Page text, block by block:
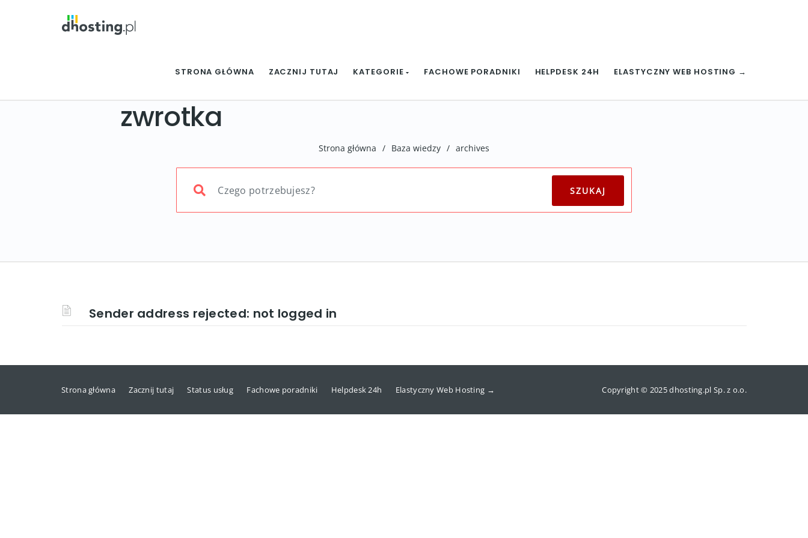
STRONA GŁÓWNA ZACZNIJ TUTAJ KATEGORIE FACHOWE PORADNIKI HELPDESK 24H ELASTYCZNY WEB HOSTING →
zwrotka
Strona główna / Baza wiedzy / archives
Sender address rejected: not logged in
Strona główna Zacznij tutaj Status usług Fachowe poradniki Helpdesk 24h Elastyczny Web Hosting → Copyright © 2025 dhosting.pl Sp. z o.o.